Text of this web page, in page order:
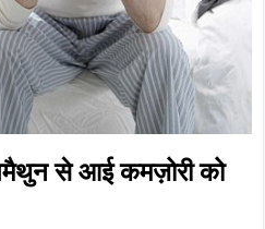
से आई कमज़ोरी को